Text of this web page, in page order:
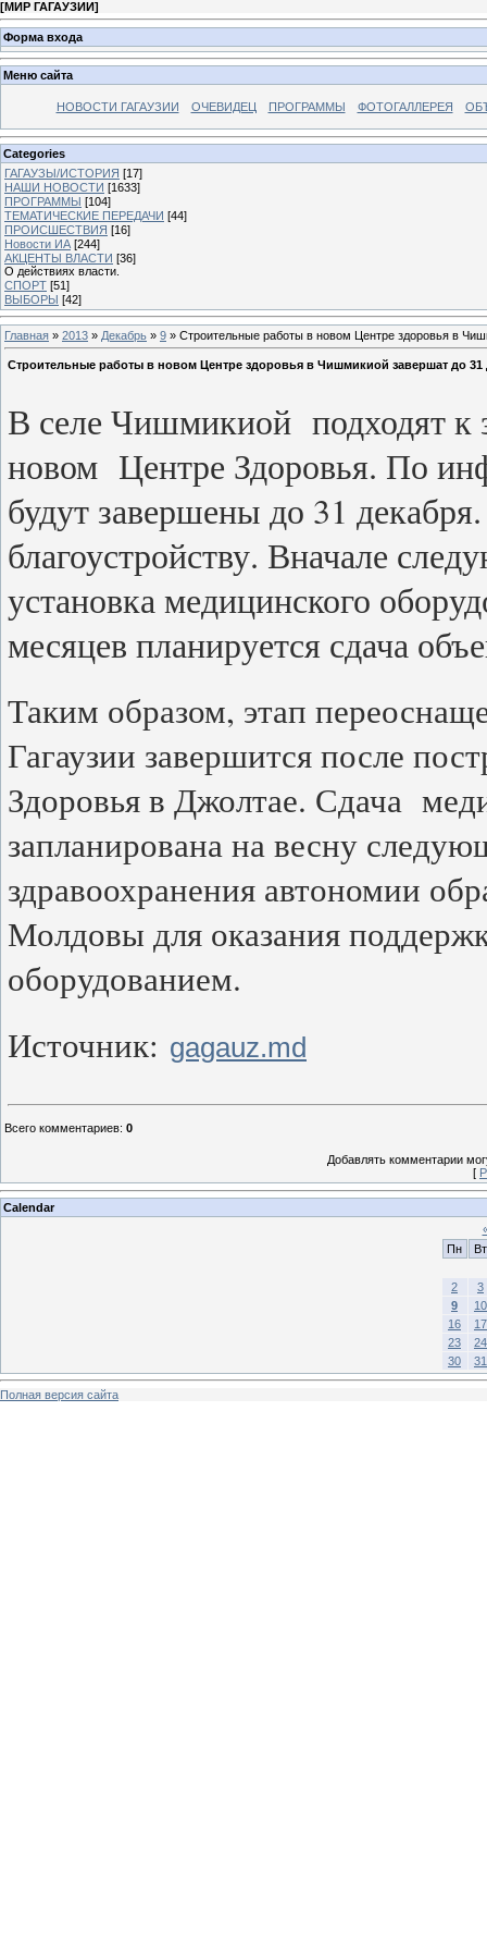
[МИР ГАГАУЗИИ]
Форма входа
Меню сайта
НОВОСТИ ГАГАУЗИИ ОЧЕВИДЕЦ ПРОГРАММЫ ФОТОГАЛЛЕРЕЯ
Categories
ГАГАУЗЫ/ИСТОРИЯ [17]
НАШИ НОВОСТИ [1633]
ПРОГРАММЫ [104]
ТЕМАТИЧЕСКИЕ ПЕРЕДАЧИ [44]
ПРОИСШЕСТВИЯ [16]
Новости ИА [244]
АКЦЕНТЫ ВЛАСТИ [36]
О действиях власти.
СПОРТ [51]
ВЫБОРЫ [42]
Главная » 2013 » Декабрь » 9 » Строительные работы в новом Центре здоровья в
Строительные работы в новом Центре здоровья в Чишмикиой завершат до 31
В селе Чишмикиой подходят к
новом Центре Здоровья. По
будут завершены до 31
благоустройству. Вначале
установка медицинского
месяцев планируется сдача
Таким образом, этап
Гагаузии завершится после
Здоровья в Джолтае. Сдача
запланирована на весну
здравоохранения автономии
Молдовы для оказания
оборудованием.
Источник: gagauz.md
Всего комментариев: 0
Добавлять комментарии
[
Calendar
Пн
Вт
2
3
9
10
16
17
23
24
30
31
Полная версия сайта